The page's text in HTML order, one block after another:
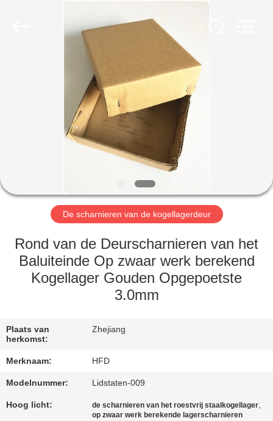
PRODUCTEN
VIDEO'S
ONGEVEER
ONS
FABRIEKSREIS
KWALITEITSCONTROLE
ONS
SITEMAP
De scharnieren van de kogellagerdeur
Rond van de Deurscharnieren van het
Baluiteinde Op zwaar werk berekend
Kogellager Gouden Opgepoetste
3.0mm
Plaats van
herkomst:
Zhejiang
Merknaam: HFD
Modelnummer: Lidstaten-009
Hoog licht: de scharnieren van het roestvrij staalkogellager,
op zwaar werk berekende lagerscharnieren